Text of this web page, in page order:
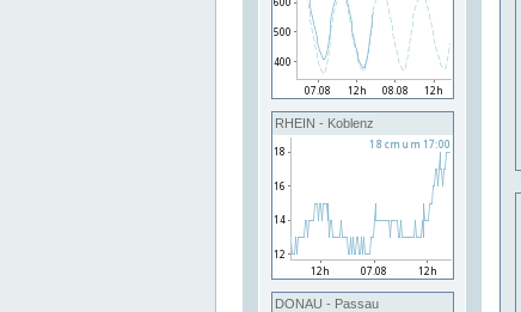
RHEIN - Koblenz
DONAU - Passau